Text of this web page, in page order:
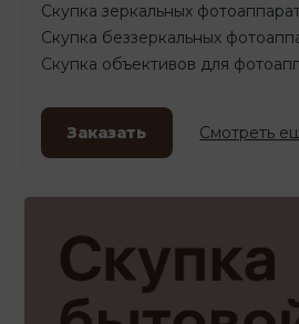
Скупка зеркальных
Скупка беззеркальных
Скупка объективов для
Заказать Смотреть